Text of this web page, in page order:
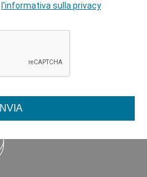
l'informativa sulla privacy
INVIA